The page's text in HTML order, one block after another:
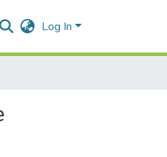
Log In